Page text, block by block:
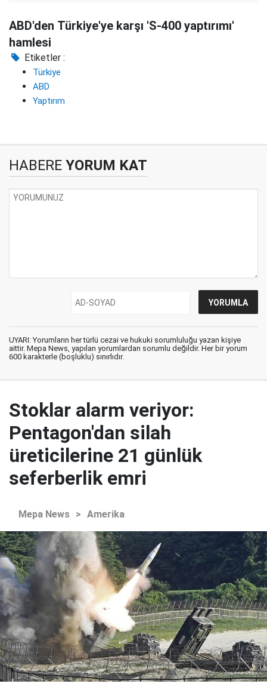
ABD'den Türkiye'ye karşı 'S-400 yaptırımı'
hamlesi
Etiketler :
Türkiye
ABD
Yaptırım
HABERE YORUM KAT
UYARI: Yorumların her türlü cezai ve hukuki sorumluluğu yazan kişiye
aittir. Mepa News, yapılan yorumlardan sorumlu değildir. Her bir yorum
600 karakterle (boşluklu) sınırlıdır.
Stoklar alarm veriyor:
Pentagon'dan silah
üreticilerine 21 günlük
seferberlik emri
Mepa News > Amerika